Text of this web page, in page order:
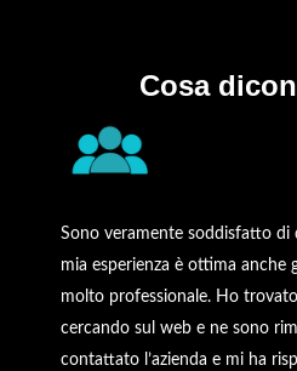
Cosa
Sono veramente soddisfatto di
mia esperienza è ottima anche
molto professionale. Ho
cercando sul web e ne sono
contattato l’azienda e mi ha